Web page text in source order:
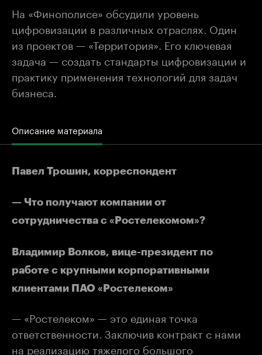
На «Финополисе» обсудили уровень
цифровизации в различных отраслях. Один
из проектов — «Территория». Его ключевая
задача — создать стандарты цифровизации и
практику применения технологий для задач
бизнеса.
Описание материала
Павел Трошин, корреспондент
— Что получают компании от
сотрудничества с «Ростелекомом»?
Владимир Волков, вице-президент по
работе с крупными корпоративными
клиентами ПАО «Ростелеком»
— «Ростелеком» — это единая точка
ответственности. Заключив контракт с нами
на реализацию тяжелого большого